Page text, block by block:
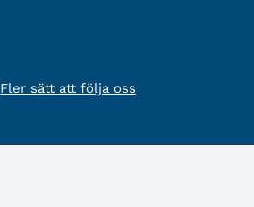
Fler sätt att följa oss